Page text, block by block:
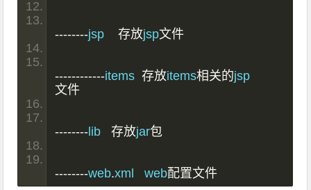
--------jsp 存放jsp文件
------------items 存放items相关的jsp
文件
-------- lib 存放jar包
--------web.xml   web配置文件